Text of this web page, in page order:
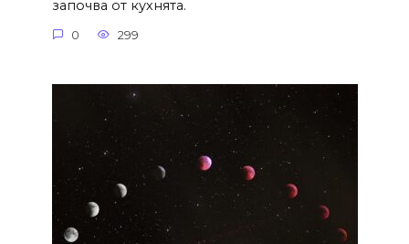
започва от кухнята.
0 299